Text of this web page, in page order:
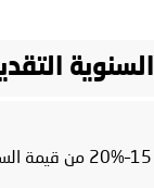
15–20% من قيمة السيارة